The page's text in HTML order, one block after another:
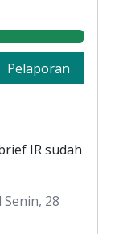
Pelaporan
IR sudah
28